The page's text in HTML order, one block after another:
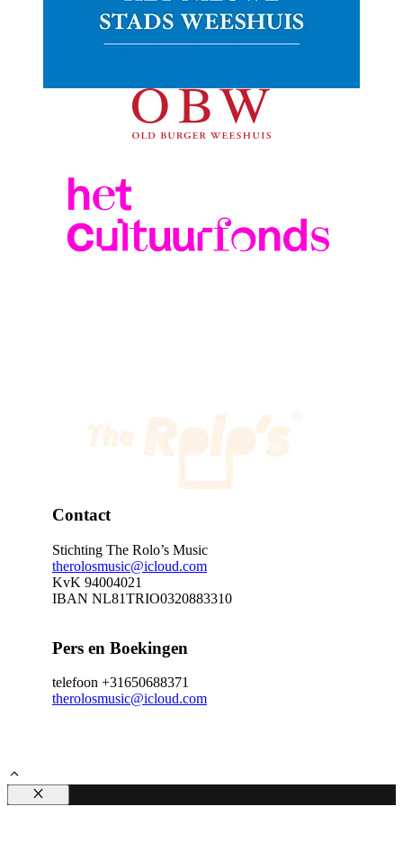
Contact
Stichting The Rolo’s Music
therolosmusic@icloud.com
KvK 94004021
IBAN NL81TRIO0320883310
Pers en Boekingen
telefoon +31650688371
therolosmusic@icloud.com
Sluiten